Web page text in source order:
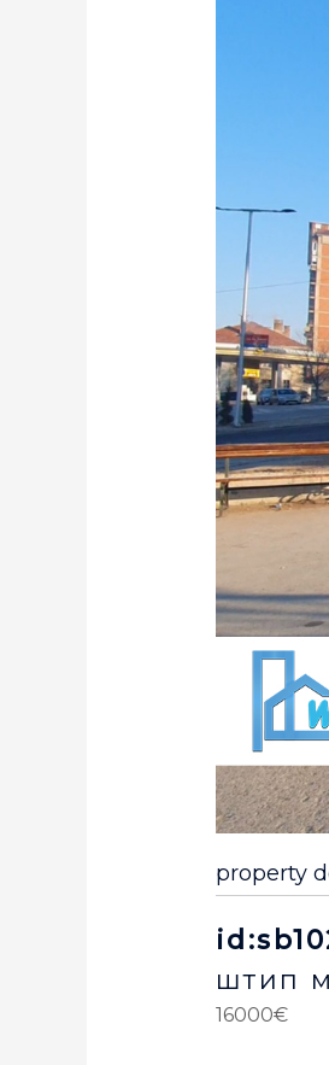
property
штип
16000€